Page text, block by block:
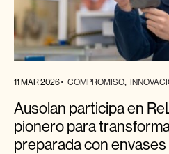
11 MAR 2026 COMPROMISO
Ausolan participa en
pionero para
preparada con